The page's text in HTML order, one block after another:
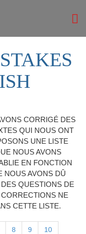
CORRIGÉ DES
QUI NOUS ONT
UNE LISTE
NOUS AVONS
EN FONCTION
NOUS AVONS DÛ
QUESTIONS DE
NE
CETTE LISTE.
8 9 10